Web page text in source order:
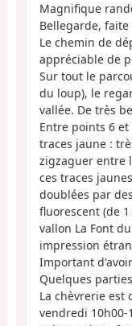
Magnifique
Bellegarde,
Le chemin de
appréciable de
Sur tout le
du loup), le
vallée. De très
Entre points 6
traces jaune :
zigzaguer entre
ces traces
doublées par
fluorescent (de
vallon La Font
impression
Important
Quelques
La chèvrerie
vendredi 10h00-